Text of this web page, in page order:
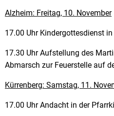
Alzheim: Freitag, 10. November
17.00 Uhr Kindergottesdienst
17.30 Uhr Aufstellung des
Abmarsch zur Feuerstelle auf
Kürrenberg: Samstag, 11.
17.00 Uhr Andacht in der